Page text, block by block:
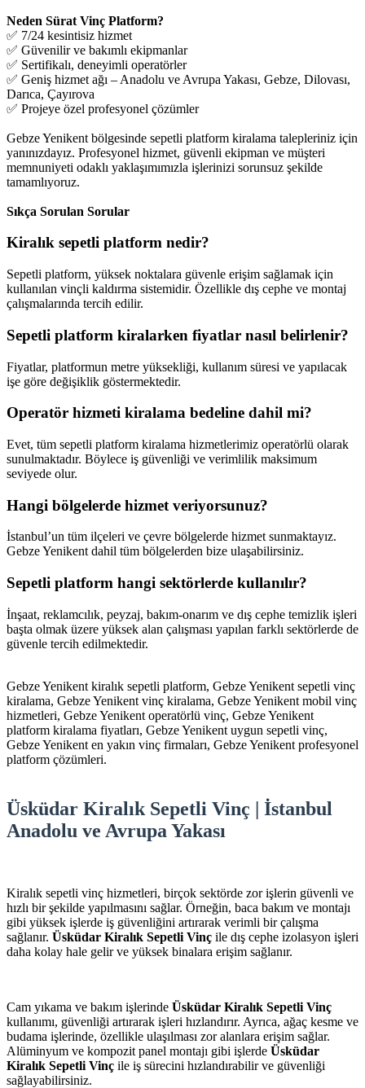
Neden Sürat Vinç Platform?
✅ 7/24 kesintisiz hizmet
✅ Güvenilir ve bakımlı ekipmanlar
✅ Sertifikalı, deneyimli operatörler
✅ Geniş hizmet ağı – Anadolu ve Avrupa Yakası, Gebze, Dilovası,
Darıca, Çayırova
✅ Projeye özel profesyonel çözümler
Gebze Yenikent bölgesinde sepetli platform kiralama talepleriniz için
yanınızdayız. Profesyonel hizmet, güvenli ekipman ve müşteri
memnuniyeti odaklı yaklaşımımızla işlerinizi sorunsuz şekilde
tamamlıyoruz.
Sıkça Sorulan Sorular
Kiralık sepetli platform nedir?
Sepetli platform, yüksek noktalara güvenle erişim sağlamak için
kullanılan vinçli kaldırma sistemidir. Özellikle dış cephe ve montaj
çalışmalarında tercih edilir.
Sepetli platform kiralarken fiyatlar nasıl belirlenir?
Fiyatlar, platformun metre yüksekliği, kullanım süresi ve yapılacak
işe göre değişiklik göstermektedir.
Operatör hizmeti kiralama bedeline dahil mi?
Evet, tüm sepetli platform kiralama hizmetlerimiz operatörlü olarak
sunulmaktadır. Böylece iş güvenliği ve verimlilik maksimum
seviyede olur.
Hangi bölgelerde hizmet veriyorsunuz?
İstanbul’un tüm ilçeleri ve çevre bölgelerde hizmet sunmaktayız.
Gebze Yenikent dahil tüm bölgelerden bize ulaşabilirsiniz.
Sepetli platform hangi sektörlerde kullanılır?
İnşaat, reklamcılık, peyzaj, bakım-onarım ve dış cephe temizlik işleri
başta olmak üzere yüksek alan çalışması yapılan farklı sektörlerde de
güvenle tercih edilmektedir.
Gebze Yenikent kiralık sepetli platform, Gebze Yenikent sepetli vinç
kiralama, Gebze Yenikent vinç kiralama, Gebze Yenikent mobil vinç
hizmetleri, Gebze Yenikent operatörlü vinç, Gebze Yenikent
platform kiralama fiyatları, Gebze Yenikent uygun sepetli vinç,
Gebze Yenikent en yakın vinç firmaları, Gebze Yenikent profesyonel
platform çözümleri.
Üsküdar Kiralık Sepetli Vinç | İstanbul
Anadolu ve Avrupa Yakası
Kiralık sepetli vinç hizmetleri, birçok sektörde zor işlerin güvenli ve
hızlı bir şekilde yapılmasını sağlar. Örneğin, baca bakım ve montajı
gibi yüksek işlerde iş güvenliğini artırarak verimli bir çalışma
sağlanır. Üsküdar Kiralık Sepetli Vinç ile dış cephe izolasyon işleri
daha kolay hale gelir ve yüksek binalara erişim sağlanır.
Cam yıkama ve bakım işlerinde Üsküdar Kiralık Sepetli Vinç
kullanımı, güvenliği artırarak işleri hızlandırır. Ayrıca, ağaç kesme ve
budama işlerinde, özellikle ulaşılması zor alanlara erişim sağlar.
Alüminyum ve kompozit panel montajı gibi işlerde Üsküdar
Kiralık Sepetli Vinç ile iş sürecini hızlandırabilir ve güvenliği
sağlayabilirsiniz.